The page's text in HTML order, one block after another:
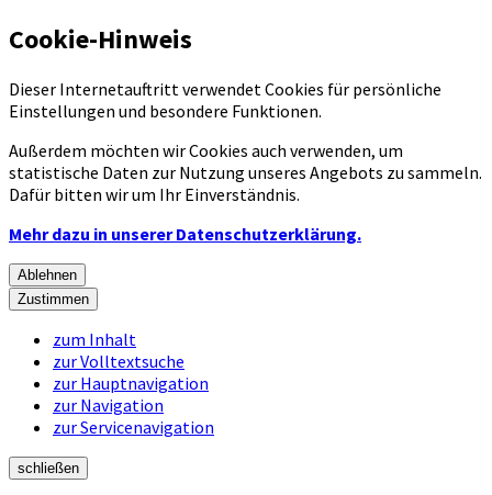
Cookie-Hinweis
Dieser Internetauftritt verwendet Cookies für persönliche
Einstellungen und besondere Funktionen.
Außerdem möchten wir Cookies auch verwenden, um
statistische Daten zur Nutzung unseres Angebots zu sammeln.
Dafür bitten wir um Ihr Einverständnis.
Mehr dazu in unserer Datenschutzerklärung.
Ablehnen
Zustimmen
zum Inhalt
zur Volltextsuche
zur Hauptnavigation
zur Navigation
zur Servicenavigation
schließen